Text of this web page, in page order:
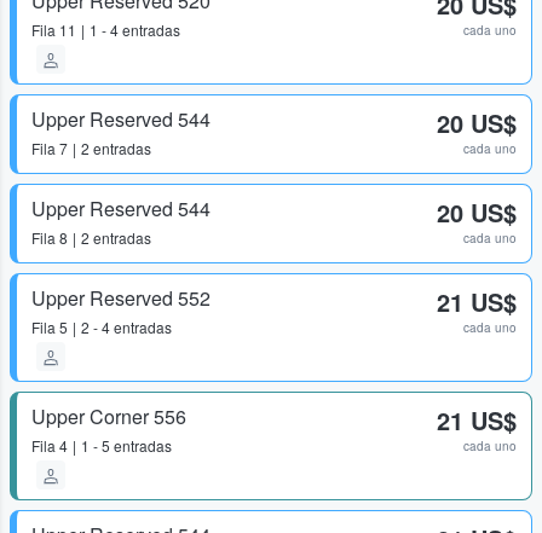
Fila 11 1 - 4 entradas cada uno
Upper Reserved 544
Fila 7 2 entradas
20 US$
cada uno
Upper Reserved 544
Fila 8 2 entradas
20 US$
cada uno
Upper Reserved 552
Fila 5 2 - 4 entradas
21 US$
cada uno
Upper Corner 556
Fila 4 1 - 5 entradas
21 US$
cada uno